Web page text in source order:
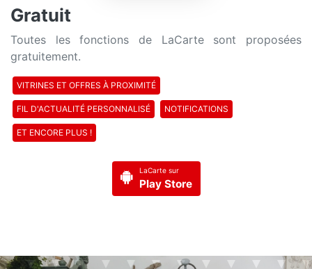
Gratuit
Toutes les fonctions de LaCarte sont proposées
gratuitement.
VITRINES ET OFFRES À PROXIMITÉ
FIL D'ACTUALITÉ PERSONNALISÉ NOTIFICATIONS
ET ENCORE PLUS !
LaCarte sur
Play Store